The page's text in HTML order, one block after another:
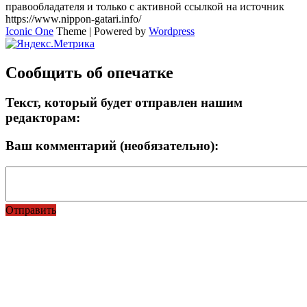
правообладателя и только с активной ссылкой на источник
https://www.nippon-gatari.info/
Iconic One Theme | Powered by Wordpress
Сообщить об опечатке
Текст, который будет отправлен нашим
редакторам:
Ваш комментарий (необязательно):
Отправить